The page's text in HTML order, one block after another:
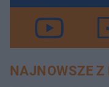
NAJNOWSZE Z